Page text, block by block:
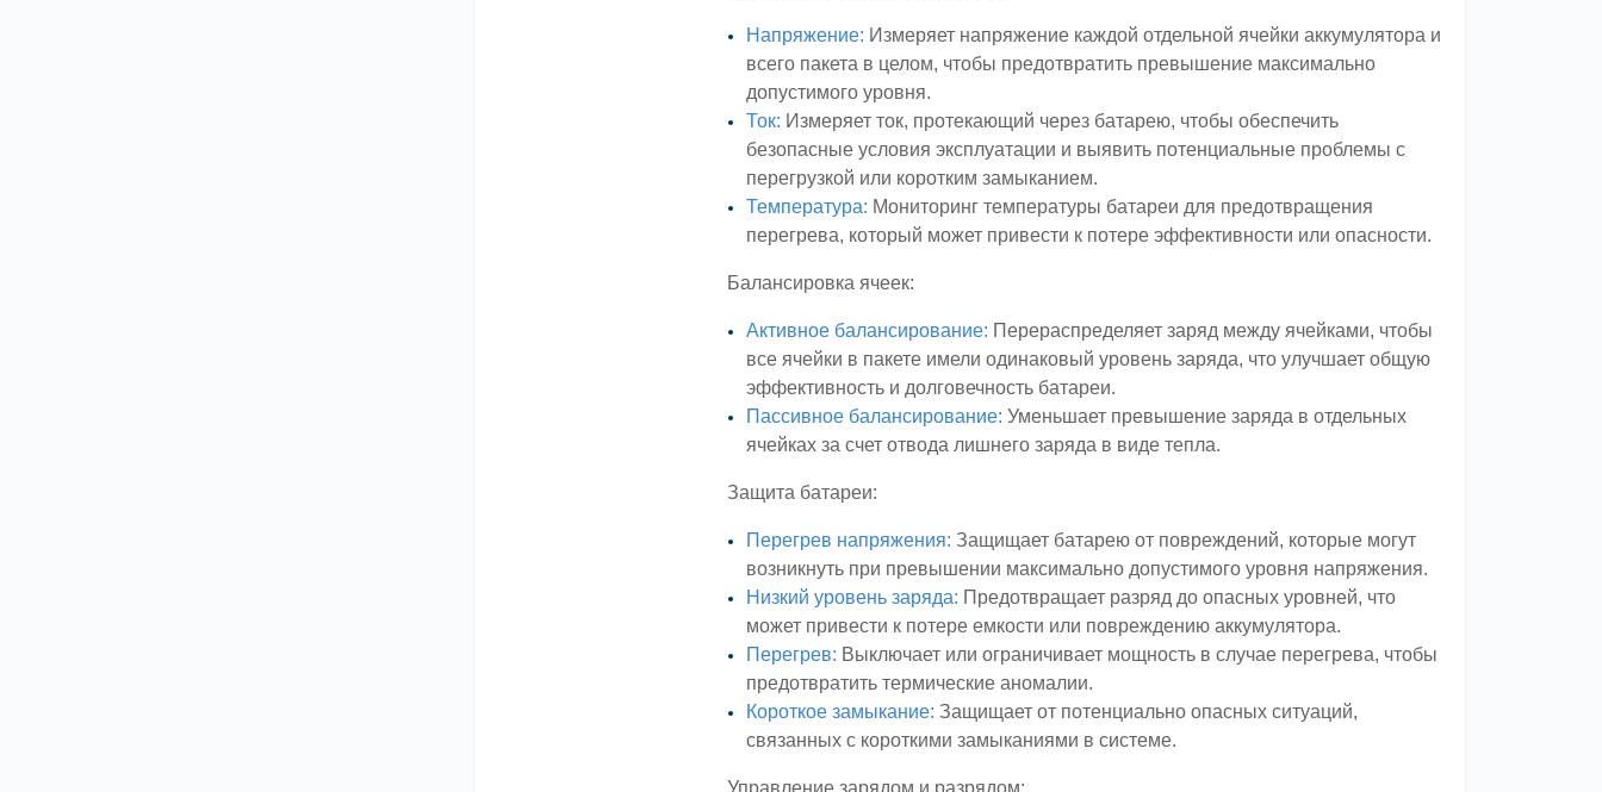
Напряжение: Измеряет напряжение каждой отдельной ячейки аккумулятора и
всего пакета в целом, чтобы предотвратить превышение максимально
допустимого уровня.
Ток: Измеряет ток, протекающий через батарею, чтобы обеспечить
безопасные условия эксплуатации и выявить потенциальные проблемы с
перегрузкой или коротким замыканием.
Температура: Мониторинг температуры батареи для предотвращения
перегрева, который может привести к потере эффективности или опасности.
Балансировка ячеек:
Активное балансирование: Перераспределяет заряд между ячейками, чтобы
все ячейки в пакете имели одинаковый уровень заряда, что улучшает общую
эффективность и долговечность батареи.
Пассивное балансирование: Уменьшает превышение заряда в отдельных
ячейках за счет отвода лишнего заряда в виде тепла.
Защита батареи:
Перегрев напряжения: Защищает батарею от повреждений, которые могут
возникнуть при превышении максимально допустимого уровня напряжения.
Низкий уровень заряда: Предотвращает разряд до опасных уровней, что
может привести к потере емкости или повреждению аккумулятора.
Перегрев: Выключает или ограничивает мощность в случае перегрева, чтобы
предотвратить термические аномалии.
Короткое замыкание: Защищает от потенциально опасных ситуаций,
связанных с короткими замыканиями в системе.